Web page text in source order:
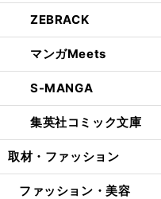
ZEBRACK
マンガMeets
S-MANGA
集英社コミック文庫
取材・ファッション
ファッション・美容